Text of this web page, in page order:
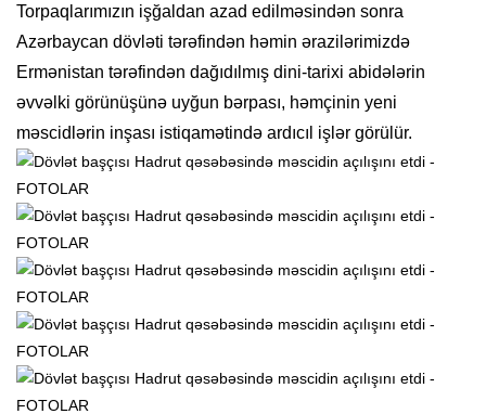
Torpaqlarımızın işğaldan azad edilməsindən sonra
Azərbaycan dövləti tərəfindən həmin ərazilərimizdə
Ermənistan tərəfindən dağıdılmış dini-tarixi abidələrin
əvvəlki görünüşünə uyğun bərpası, həmçinin yeni
məscidlərin inşası istiqamətində ardıcıl işlər görülür.